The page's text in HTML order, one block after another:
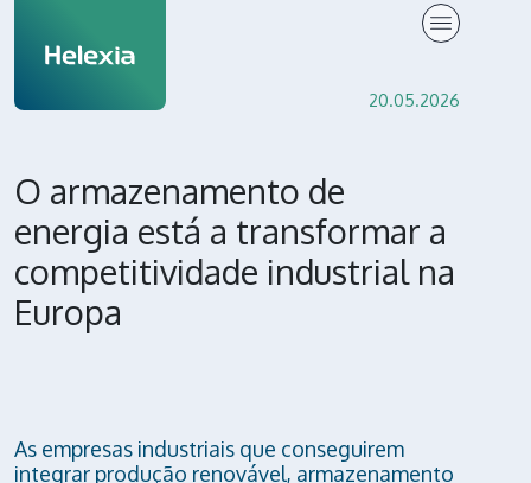
Knowledge Center 20.05.2026
O armazenamento de
energia está a transformar a
competitividade industrial na
Europa
As empresas industriais que conseguirem
integrar produção renovável, armazenamento